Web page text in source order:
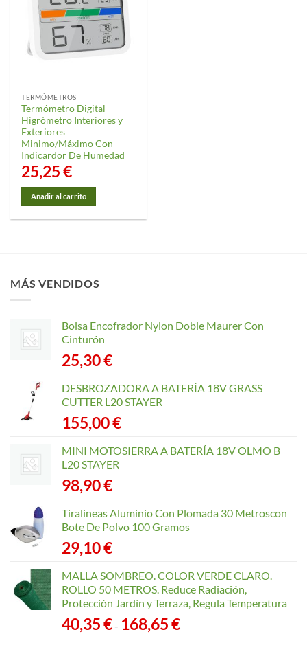
TERMÓMETROS
Termómetro Digital
Higrómetro Interiores y
Exteriores
Minimo/Máximo Con
Indicardor De Humedad
25,25€
Añadir al carrito
MÁS VENDIDOS
Bolsa Encofrador Nylon Doble Maurer Con
Cinturón
25,30€
DESBROZADORA A BATERÍA 18V GRASS
CUTTER L20 STAYER
155,00€
MINI MOTOSIERRA A BATERÍA 18V OLMO B
L20 STAYER
98,90€
Tiralineas Aluminio Con Plomada 30 Metroscon
Bote De Polvo 100 Gramos
29,10€
MALLA SOMBREO. COLOR VERDE CLARO.
ROLLO 50 METROS. Reduce Radiación,
Protección Jardín y Terraza, Regula Temperatura
40,35€- 168,65€Rango